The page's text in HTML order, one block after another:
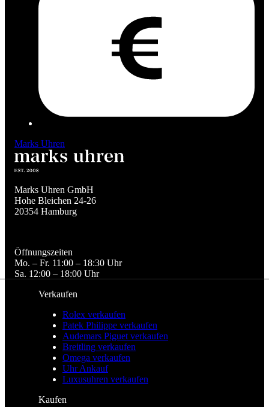
Marks Uhren
Marks Uhren GmbH
Hohe Bleichen 24-26
20354 Hamburg
Öffnungszeiten
Mo. – Fr. 11:00 – 18:30 Uhr
Sa. 12:00 – 18:00 Uhr
Verkaufen
Rolex verkaufen
Patek Philippe verkaufen
Audemars Piguet verkaufen
Breitling verkaufen
Omega verkaufen
Uhr Ankauf
Luxusuhren verkaufen
Kaufen